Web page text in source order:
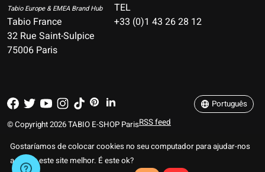
Tabio Europe & EMEA Brand Hub
Tabio France
32 Rue Saint-Sulpice
75006 Paris
TEL
+33 (0)1 43 26 28 12
© Copyright 2026 TABIO E-SHOP ParisRSS feed
Português
Español
Gostaríamos de colocar cookies no seu computador para ajudar-nos
a tornar este site melhor. É este ok?